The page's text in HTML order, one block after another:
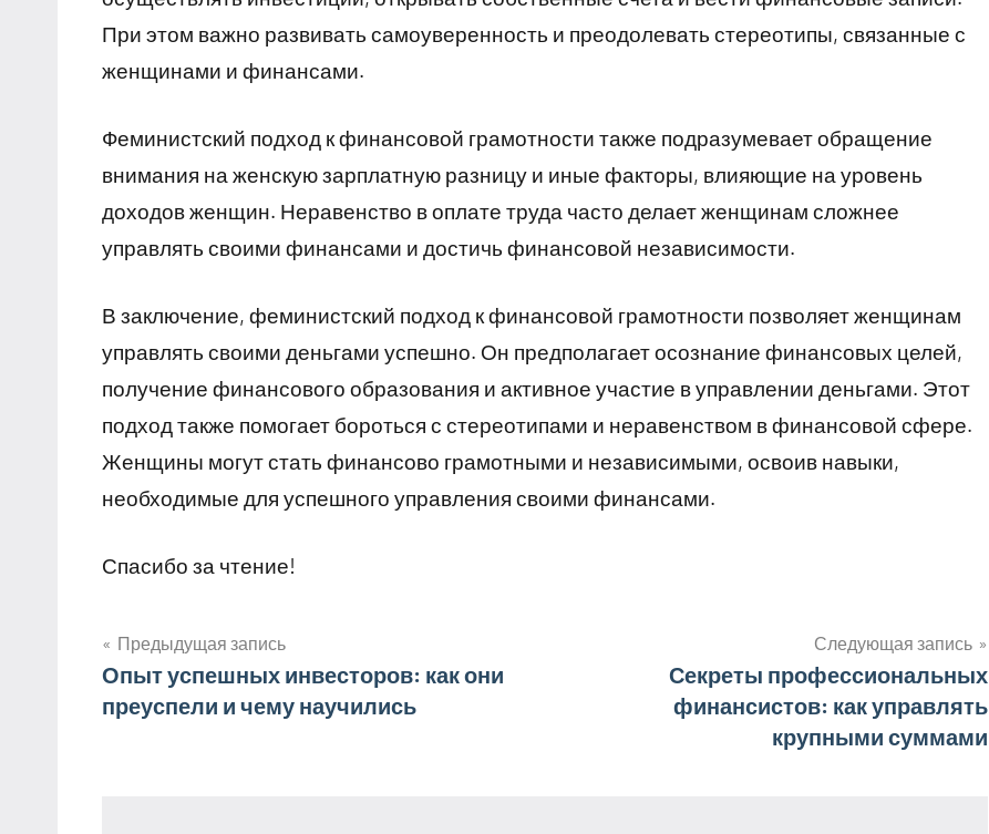
При этом важно развивать самоуверенность и преодолевать стереотипы, связанные с
женщинами и финансами.
Феминистский подход к финансовой грамотности также подразумевает обращение
внимания на женскую зарплатную разницу и иные факторы, влияющие на уровень
доходов женщин. Неравенство в оплате труда часто делает женщинам сложнее
управлять своими финансами и достичь финансовой независимости.
В заключение, феминистский подход к финансовой грамотности позволяет женщинам
управлять своими деньгами успешно. Он предполагает осознание финансовых целей,
получение финансового образования и активное участие в управлении деньгами. Этот
подход также помогает бороться с стереотипами и неравенством в финансовой сфере.
Женщины могут стать финансово грамотными и независимыми, освоив навыки,
необходимые для успешного управления своими финансами.
Спасибо за чтение!
Навигация
по
Предыдущая запись
Опыт успешных инвесторов: как они
преуспели и чему научились
Следующая запись
Секреты профессиональных
финансистов: как управлять
крупными суммами